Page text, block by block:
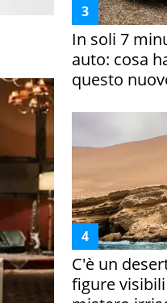
In soli 7
auto: cosa
questo
C'è un
figure